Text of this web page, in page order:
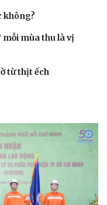
không?
mỗi mùa thu là vị
từ thịt ếch